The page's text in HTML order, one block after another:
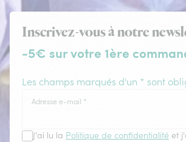
Inscrivez-vous à notre
-5€ sur votre 1ère
Les champs marqués d'un * sont
Adresse e-mail *
J'ai lu la Politique de confidentialité et